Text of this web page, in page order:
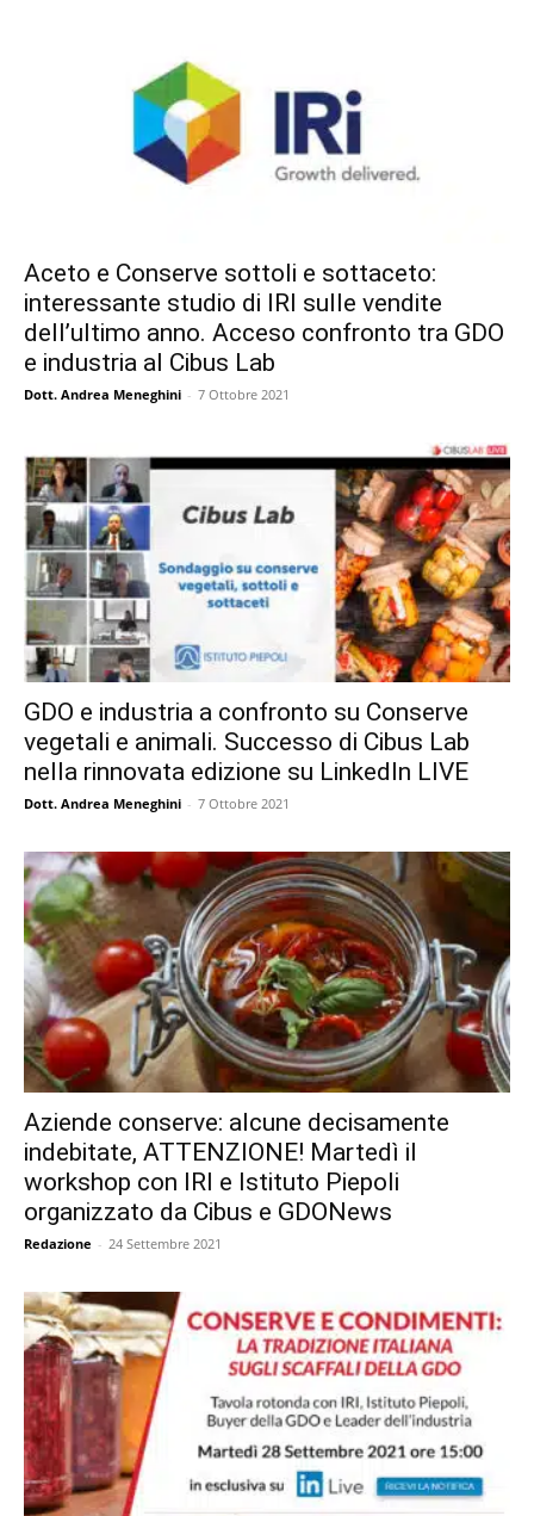
Aceto e Conserve sottoli e sottaceto:
interessante studio di IRI sulle vendite
dell’ultimo anno. Acceso confronto tra GDO
e industria al Cibus Lab
Dott. Andrea Meneghini - 7 Ottobre 2021
GDO e industria a confronto su Conserve
vegetali e animali. Successo di Cibus Lab
nella rinnovata edizione su LinkedIn LIVE
Dott. Andrea Meneghini - 7 Ottobre 2021
Aziende conserve: alcune decisamente
indebitate, ATTENZIONE! Martedì il
workshop con IRI e Istituto Piepoli
organizzato da Cibus e GDONews
Redazione - 24 Settembre 2021